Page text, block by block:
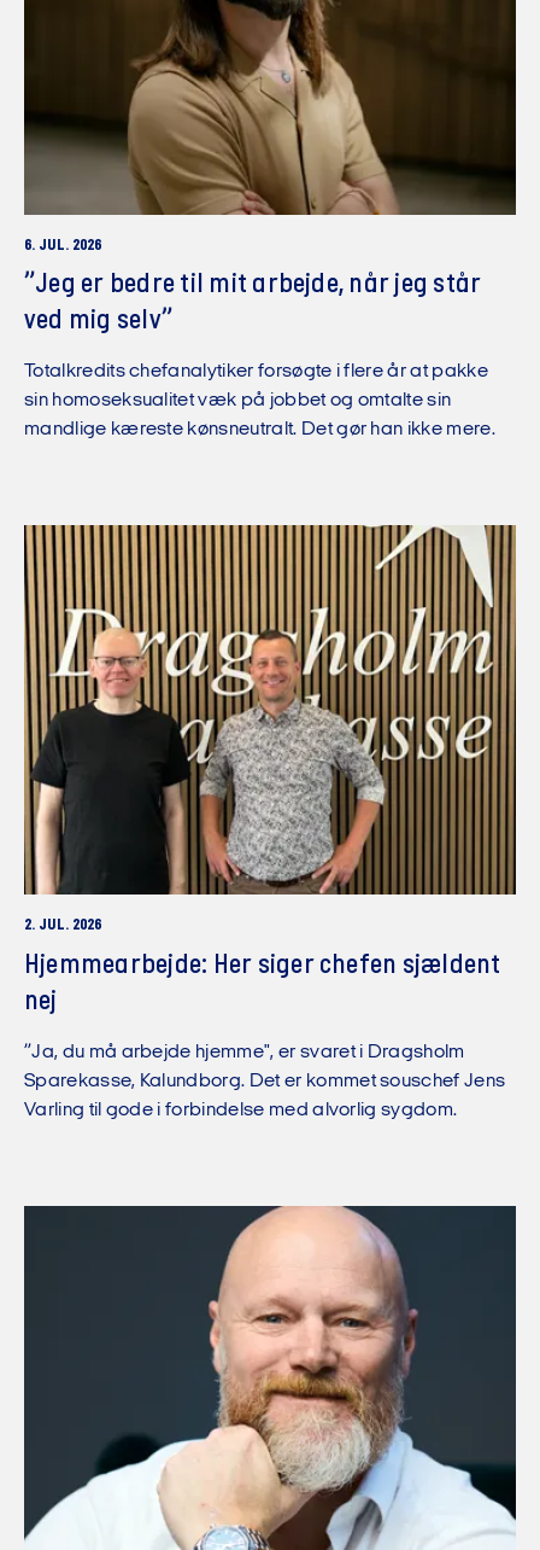
6. JUL. 2026
”Jeg er bedre til mit arbejde, når jeg står
ved mig selv”
Totalkredits chefanalytiker forsøgte i flere år at pakke
sin homoseksualitet væk på jobbet og omtalte sin
mandlige kæreste kønsneutralt. Det gør han ikke mere.
2. JUL. 2026
Hjemmearbejde: Her siger chefen sjældent
nej
”Ja, du må arbejde hjemme", er svaret i Dragsholm
Sparekasse, Kalundborg. Det er kommet souschef Jens
Varling til gode i forbindelse med alvorlig sygdom.